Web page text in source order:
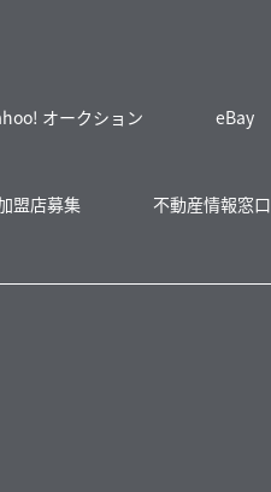
オークション eBay
盟店募集 不動産情報窓口